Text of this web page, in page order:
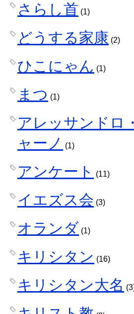
さらし首 (1)
どうする家康 (2)
ひこにゃん (1)
まつ (1)
アレッサンドロ
ャーノ
(1)
アンケート (11)
イエズス会 (3)
オランダ (1)
キリシタン (16)
キリシタン大名